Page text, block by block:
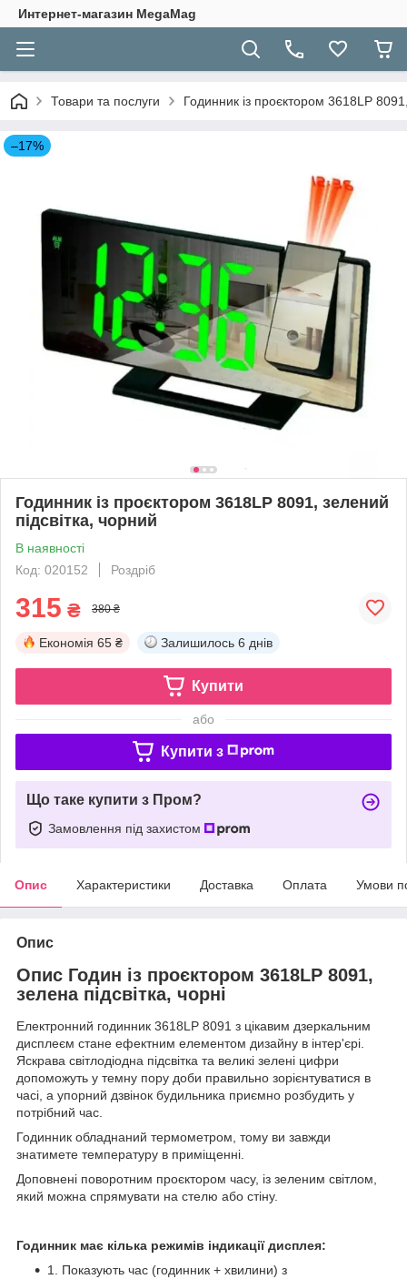
Интернет-магазин MegaMag
Товари та послуги Годинник із проєктором 3618LP
–17%
Годинник із проєктором 3618LP 8091, зелений
підсвітка, чорний
В наявності
Код: 020152
Роздріб
315 ₴ 380 ₴
Економія 65 ₴ Залишилось 6 днів
Купити
або
Купити з
Що таке купити з Пром?
Замовлення під захистом
Опис Характеристики Доставка Оплата Умови
Опис
Опис Годин із проєктором 3618LP 8091,
зелена підсвітка, чорні
Електронний годинник 3618LP 8091 з цікавим дзеркальним
дисплеєм стане ефектним елементом дизайну в інтер'єрі.
Яскрава світлодіодна підсвітка та великі зелені цифри
допоможуть у темну пору доби правильно зорієнтуватися в
часі, а упорний дзвінок будильника приємно розбудить у
потрібний час.
Годинник обладнаний термометром, тому ви завжди
знатимете температуру в приміщенні.
Доповнені поворотним проєктором часу, із зеленим світлом,
який можна спрямувати на стелю або стіну.
Годинник має кілька режимів індикації дисплея:
1. Показують час (годинник + хвилини) з